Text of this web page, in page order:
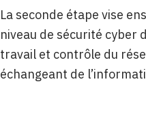
La seconde étape vise
niveau de sécurité cyber
travail et contrôle du
échangeant de